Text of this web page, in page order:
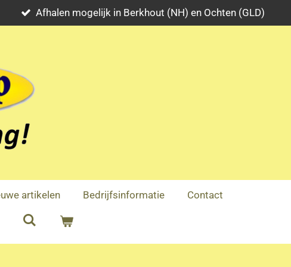
Afhalen mogelijk in Berkhout (NH) en Ochten (GLD)
artikelen Bedrijfsinformatie Contact